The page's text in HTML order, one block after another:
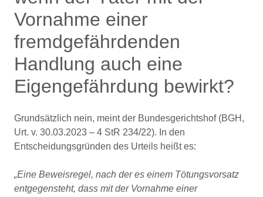
Vornahme einer
fremdgefährdenden
Handlung auch eine
Eigengefährdung bewirkt?
Grundsätzlich nein, meint der Bundesgerichtshof (BGH,
Urt. v. 30.03.2023 – 4 StR 234/22). In den
Entscheidungsgründen des Urteils heißt es:
„Eine Beweisregel, nach der es einem Tötungsvorsatz
entgegensteht, dass mit der Vornahme einer